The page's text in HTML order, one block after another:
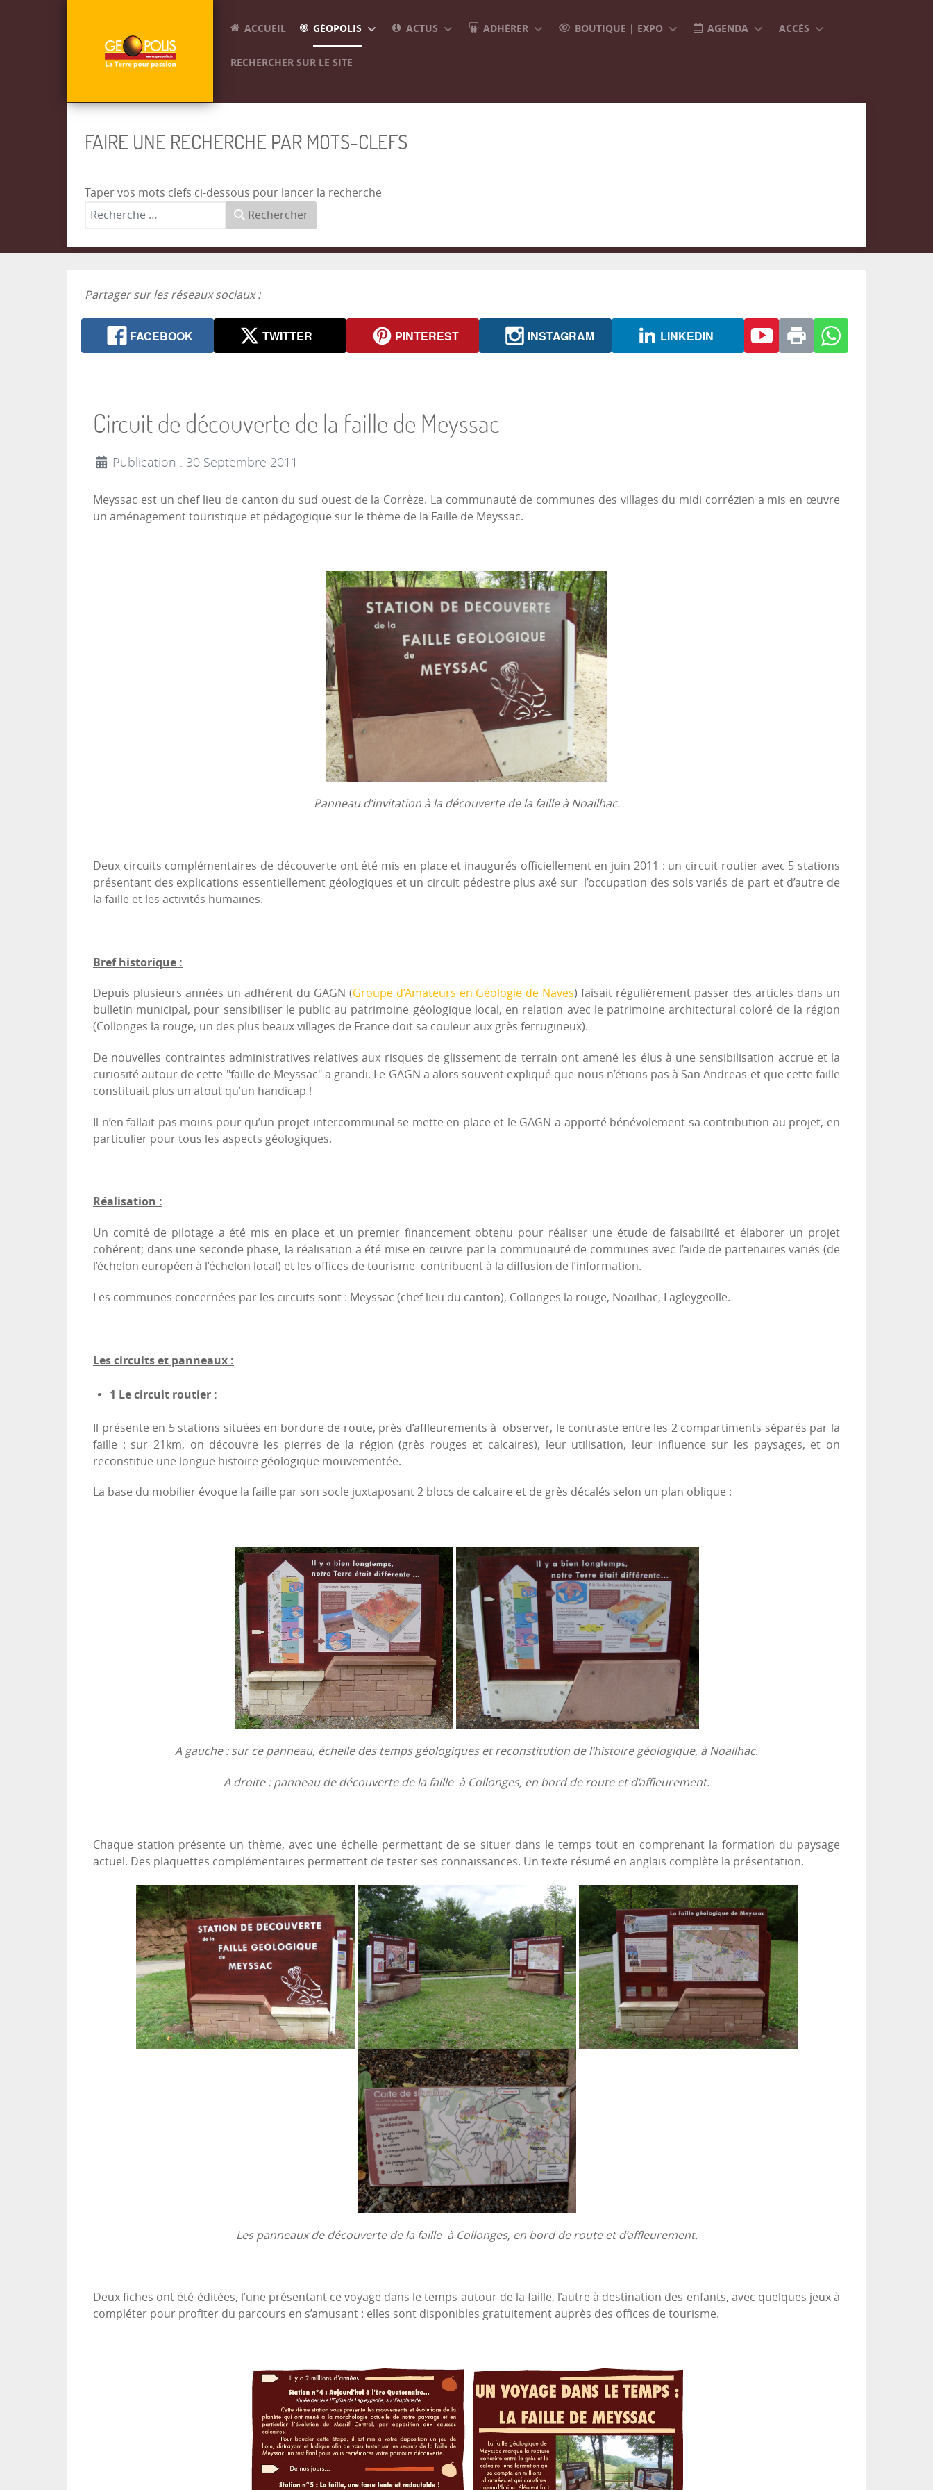
ACCUEIL GÉOPOLIS ACTUS ADHÉRER BOUTIQUE | EXPO AGENDA ACCÈS
RECHERCHER SUR LE SITE
FAIRE UNE RECHERCHE PAR MOTS-CLEFS
Taper vos mots clefs ci-dessous pour lancer la recherche
Rechercher
Partager sur les réseaux sociaux :
FACEBOOK TWITTER PINTEREST INSTAGRAM LINKEDIN
Circuit de découverte de la faille de Meyssac
Publication : 30 Septembre 2011
Meyssac est un chef lieu de canton du sud ouest de la Corrèze. La communauté de communes des villages du midi corrézien a mis en œuvre
un aménagement touristique et pédagogique sur le thème de la Faille de Meyssac.
Panneau d’invitation à la découverte de la faille à Noailhac.
Deux circuits complémentaires de découverte ont été mis en place et inaugurés officiellement en juin 2011 : un circuit routier avec 5 stations
présentant des explications essentiellement géologiques et un circuit pédestre plus axé sur l’occupation des sols variés de part et d’autre de
la faille et les activités humaines.
Bref historique :
Depuis plusieurs années un adhérent du GAGN (Groupe d’Amateurs en Géologie de Naves) faisait régulièrement passer des articles dans un
bulletin municipal, pour sensibiliser le public au patrimoine géologique local, en relation avec le patrimoine architectural coloré de la région
(Collonges la rouge, un des plus beaux villages de France doit sa couleur aux grès ferrugineux).
De nouvelles contraintes administratives relatives aux risques de glissement de terrain ont amené les élus à une sensibilisation accrue et la
curiosité autour de cette "faille de Meyssac" a grandi. Le GAGN a alors souvent expliqué que nous n’étions pas à San Andreas et que cette faille
constituait plus un atout qu’un handicap !
Il n’en fallait pas moins pour qu’un projet intercommunal se mette en place et le GAGN a apporté bénévolement sa contribution au projet, en
particulier pour tous les aspects géologiques.
Réalisation :
Un comité de pilotage a été mis en place et un premier financement obtenu pour réaliser une étude de faisabilité et élaborer un projet
cohérent; dans une seconde phase, la réalisation a été mise en œuvre par la communauté de communes avec l’aide de partenaires variés (de
l’échelon européen à l’échelon local) et les offices de tourisme contribuent à la diffusion de l’information.
Les communes concernées par les circuits sont : Meyssac (chef lieu du canton), Collonges la rouge, Noailhac, Lagleygeolle.
Les circuits et panneaux :
1 Le circuit routier :
Il présente en 5 stations situées en bordure de route, près d’affleurements à observer, le contraste entre les 2 compartiments séparés par la
faille : sur 21km, on découvre les pierres de la région (grès rouges et calcaires), leur utilisation, leur influence sur les paysages, et on
reconstitue une longue histoire géologique mouvementée.
La base du mobilier évoque la faille par son socle juxtaposant 2 blocs de calcaire et de grès décalés selon un plan oblique :
A gauche : sur ce panneau, échelle des temps géologiques et reconstitution de l’histoire géologique, à Noailhac.
A droite : panneau de découverte de la faille à Collonges, en bord de route et d’affleurement.
Chaque station présente un thème, avec une échelle permettant de se situer dans le temps tout en comprenant la formation du paysage
actuel. Des plaquettes complémentaires permettent de tester ses connaissances. Un texte résumé en anglais complète la présentation.
Les panneaux de découverte de la faille à Collonges, en bord de route et d’affleurement.
Deux fiches ont été éditées, l’une présentant ce voyage dans le temps autour de la faille, l’autre à destination des enfants, avec quelques jeux à
compléter pour profiter du parcours en s’amusant : elles sont disponibles gratuitement auprès des offices de tourisme.